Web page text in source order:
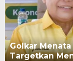
Golkar
Targetkan